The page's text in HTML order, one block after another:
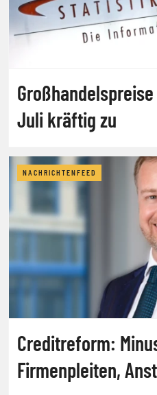
Juli kräftig zu
NACHRICHTENFEED
Creditreform:
Firmenpleiten,